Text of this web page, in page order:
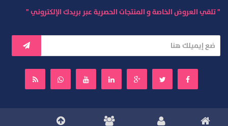
" تلقي العروض الخاصة و المنتجات الحصرية عبر بريدك الإلكتروني "